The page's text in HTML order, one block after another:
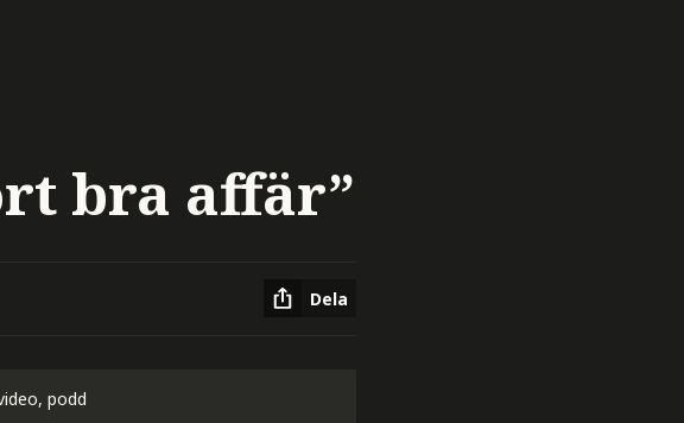
bra affär”
Dela
podd